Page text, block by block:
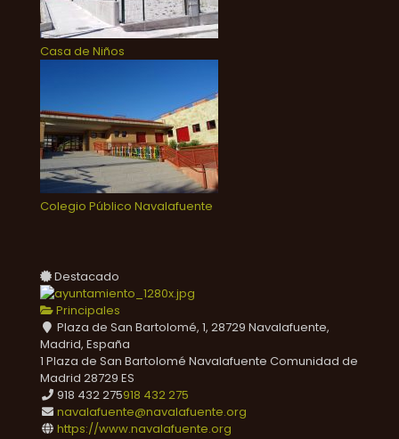
Casa de Niños
Colegio Público Navalafuente
Destacado
Principales
Plaza de San Bartolomé, 1, 28729 Navalafuente,
Madrid, España
1 Plaza de San Bartolomé Navalafuente Comunidad de
Madrid 28729 ES
918 432 275918 432 275
navalafuente@navalafuente.org
https://www.navalafuente.org